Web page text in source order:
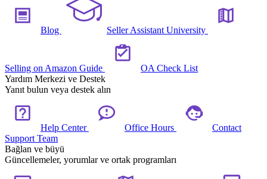
Blog Seller Assistant University
Selling on Amazon Guide
OA Check List
Yardım Merkezi ve Destek
Yanıt bulun veya destek alın
Help Center Office Hours
Contact
Support Team
Bağlan ve büyü
Güncellemeler, yorumlar ve ortak programları